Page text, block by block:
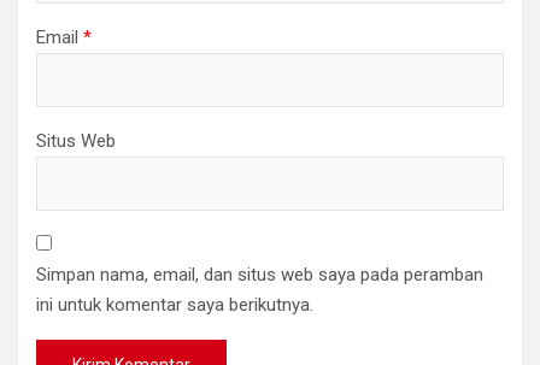
Email *
Situs Web
Simpan nama, email, dan situs web saya pada peramban
ini untuk komentar saya berikutnya.